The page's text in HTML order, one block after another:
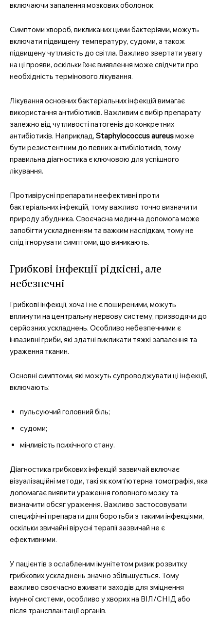
включаючи запалення мозкових оболонок.
Симптоми хвороб, викликаних цими бактеріями, можуть
включати підвищену температуру, судоми, а також
підвищену чутливість до світла. Важливо звертати увагу
на ці прояви, оскільки їхнє виявлення може свідчити про
необхідність термінового лікування.
Лікування основних бактеріальних інфекцій вимагає
використання антибіотиків. Важливим є вибір препарату
залежно від чутливості патогенів до конкретних
антибіотиків. Наприклад, Staphylococcus aureusможе
бути резистентним до певних антибіліотиків, тому
правильна діагностика є ключовою для успішного
лікування.
Противірусні препарати неефективні проти
бактеріальних інфекцій, тому важливо точно визначити
природу збудника. Своєчасна медична допомога може
запобігти ускладненням та важким наслідкам, тому не
слід ігнорувати симптоми, що виникають.
Грибкові інфекції рідкісні, але
небезпечні
Грибкові інфекції, хоча і не є поширеними, можуть
вплинути на центральну нервову систему, призводячи до
серйозних ускладнень. Особливо небезпечними є
інвазивні гриби, які здатні викликати тяжкі запалення та
ураження тканин.
Основні симптоми, які можуть супроводжувати ці інфекції,
включають:
пульсуючий головний біль;
судоми;
мінливість психічного стану.
Діагностика грибкових інфекцій зазвичай включає
візуалізаційні методи, такі як комп’ютерна томографія, яка
допомагає виявити ураження головного мозку та
визначити обсяг ураження. Важливо застосовувати
специфічні препарати для боротьби з такими інфекціями,
оскільки звичайні вірусні терапії зазвичай не є
ефективними.
У пацієнтів з ослабленим імунітетом ризик розвитку
грибкових ускладнень значно збільшується. Тому
важливо своєчасно вживати заходів для зміцнення
імунної системи, особливо у хворих на ВІЛ/СНІД або
після трансплантації органів.